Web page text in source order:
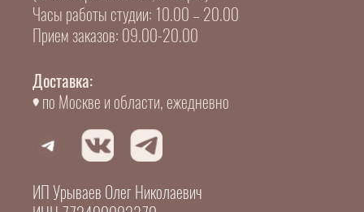
Часы работы студии: 10.00 – 20.00
Прием заказов: 09.00-20.00
Доставка:
по Москве и области, ежедневно
ИП Урываев Олег Николаевич